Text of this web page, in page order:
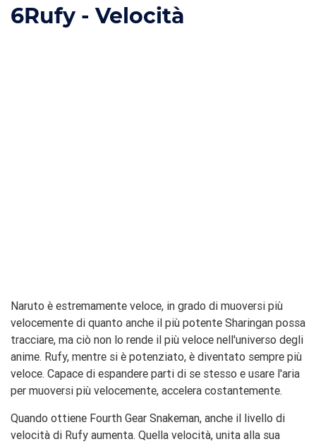
6Rufy - Velocità
Naruto è estremamente veloce, in grado di muoversi più
velocemente di quanto anche il più potente Sharingan possa
tracciare, ma ciò non lo rende il più veloce nell'universo degli
anime. Rufy, mentre si è potenziato, è diventato sempre più
veloce. Capace di espandere parti di se stesso e usare l'aria
per muoversi più velocemente, accelera costantemente.
Quando ottiene Fourth Gear Snakeman, anche il livello di
velocità di Rufy aumenta. Quella velocità, unita alla sua